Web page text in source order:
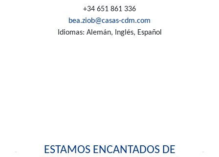
+34 651 861 336
bea.ziob@casas-cdm.com
Idiomas: Alemán, Inglés, Español
ESTAMOS ENCANTADOS DE